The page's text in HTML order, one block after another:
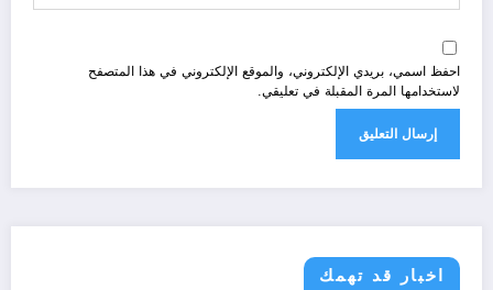
احفظ اسمي، بريدي الإلكتروني، والموقع الإلكتروني في هذا المتصفح
لاستخدامها المرة المقبلة في تعليقي.
اخبار قد تهمك